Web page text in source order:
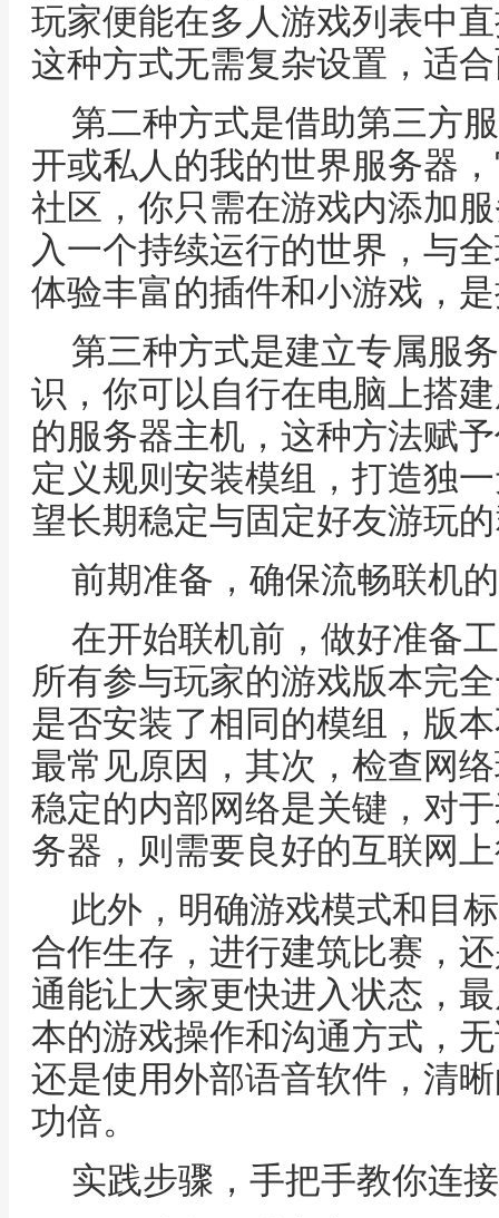
玩家便能在多人游戏列表中
这种方式无需复杂设置，适
第二种方式是借助第三方
开或私人的我的世界服务器
社区，你只需在游戏内添加
入一个持续运行的世界，与
体验丰富的插件和小游戏，
第三种方式是建立专属服
识，你可以自行在电脑上搭
的服务器主机，这种方法赋
定义规则安装模组，打造独
望长期稳定与固定好友游玩
前期准备，确保流畅联机
在开始联机前，做好准备
所有参与玩家的游戏版本完
是否安装了相同的模组，版
最常见原因，其次，检查网
稳定的内部网络是关键，对
务器，则需要良好的互联网
此外，明确游戏模式和目
合作生存，进行建筑比赛，
通能让大家更快进入状态，
本的游戏操作和沟通方式，
还是使用外部语音软件，清
功倍。
实践步骤，手把手教你连